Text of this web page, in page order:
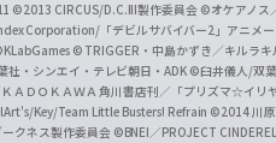
©2013 CIRCUS/D.C.III製作委員会 ©オケアノス
Corporation/「デビルサバイバー2」アニメ
© TRIGGER・中島かずき／キルラキ
社・シンエイ・テレビ朝日・ADK ©臼井儀人/双
ＡＤＯＫＡＷＡ 角川書店刊／「プリズマ☆イリ
Key/Team Little Busters! Refrain ©2014 川
クネス製作委員会 ©BNEI／PROJECT